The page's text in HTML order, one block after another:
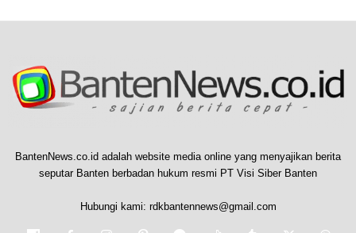
BantenNews.co.id adalah website media online yang menyajikan berita
seputar Banten berbadan hukum resmi PT Visi Siber Banten
Hubungi kami: rdkbantennews@gmail.com